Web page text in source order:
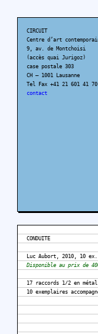
CIRCUIT
Centre d’art
9, av. de Montchoisi
(accès quai Jurigoz)
case postale 303
CH – 1001 Lausanne
Tel Fax +41 21 601 41 70
contact
CONDUITE
Luc Aubort, 2010, 10 ex.
Disponible au prix de 400
17 raccords 1/2 en
10 exemplaires